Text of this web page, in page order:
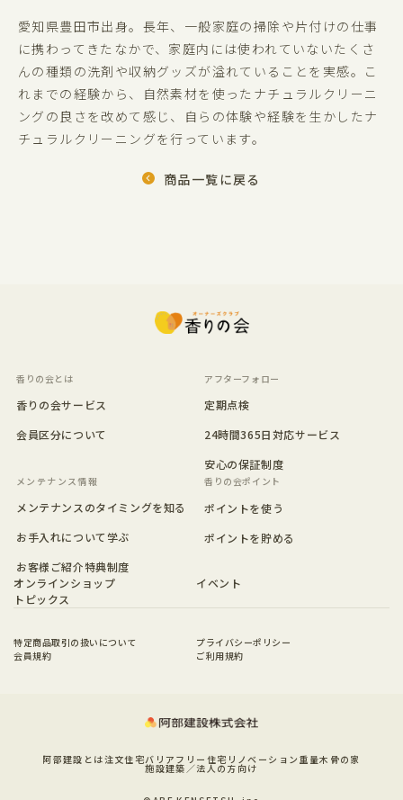
愛知県豊田市出身。長年、一般家庭の掃除や片付けの仕事
に携わってきたなかで、家庭内には使われていないたくさ
んの種類の洗剤や収納グッズが溢れていることを実感。こ
れまでの経験から、自然素材を使ったナチュラルクリーニ
ングの良さを改めて感じ、自らの体験や経験を生かしたナ
チュラルクリーニングを行っています。
商品一覧に戻る
香りの会とは
香りの会サービス
会員区分について
アフターフォロー
定期点検
24時間365日対応サービス
安心の保証制度
香りの会ポイント
ポイントを使う
ポイントを貯める
オンラインショップ
イベント
トピックス
メンテナンスのタイミングを知る
お手入れについて学ぶ
お客様ご紹介特典制度
特定商品取引の扱いについて
プライバシーポリシー
会員規約
ご利用規約
阿部建設とは注文住宅バリアフリー住宅 リノベーション 重量木骨の家
施設建築／法人の方向け